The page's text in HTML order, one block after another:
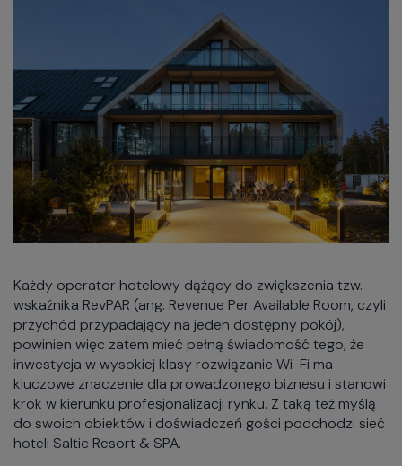
Każdy operator hotelowy dążący do zwiększenia tzw.
wskaźnika RevPAR (ang. Revenue Per Available Room, czyli
przychód przypadający na jeden dostępny pokój),
powinien więc zatem mieć pełną świadomość tego, że
inwestycja w wysokiej klasy rozwiązanie Wi-Fi ma
kluczowe znaczenie dla prowadzonego biznesu i stanowi
krok w kierunku profesjonalizacji rynku. Z taką też myślą
do swoich obiektów i doświadczeń gości podchodzi sieć
hoteli Saltic Resort & SPA.